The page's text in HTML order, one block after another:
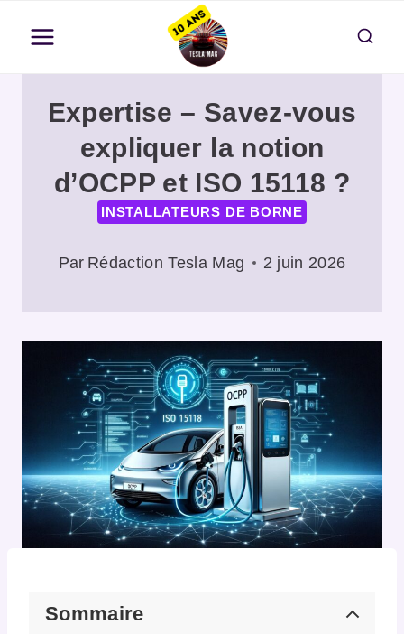
contenu
Expertise – Savez-vous
expliquer la notion
d’OCPP et ISO 15118 ?
INSTALLATEURS DE BORNE
Par Rédaction Tesla Mag 2 juin 2026
Sommaire